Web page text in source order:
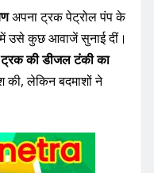
अपना ट्रक पेट्रोल पंप के
उसे कुछ आवाजें सुनाई दीं।
की डीजल टंकी का
लेकिन बदमाशों ने